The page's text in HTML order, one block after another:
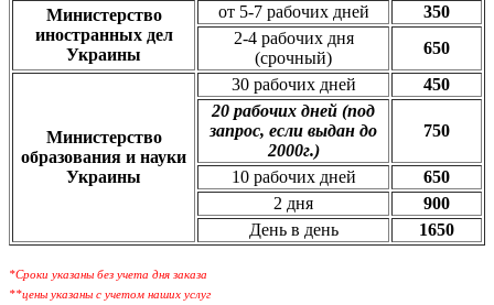
Министерство
иностранных дел
Украины
от 5-7 рабочих дней
350
2-4 рабочих дня
(срочный)
650
Министерство
образования и науки
Украины
30 рабочих дней
450
20 рабочих дней (под
запрос, если выдан до
2000г.)
750
10 рабочих дней
650
2 дня
900
День в день
1650
*Сроки указаны без учета дня заказа
**цены указаны с учетом наших услуг